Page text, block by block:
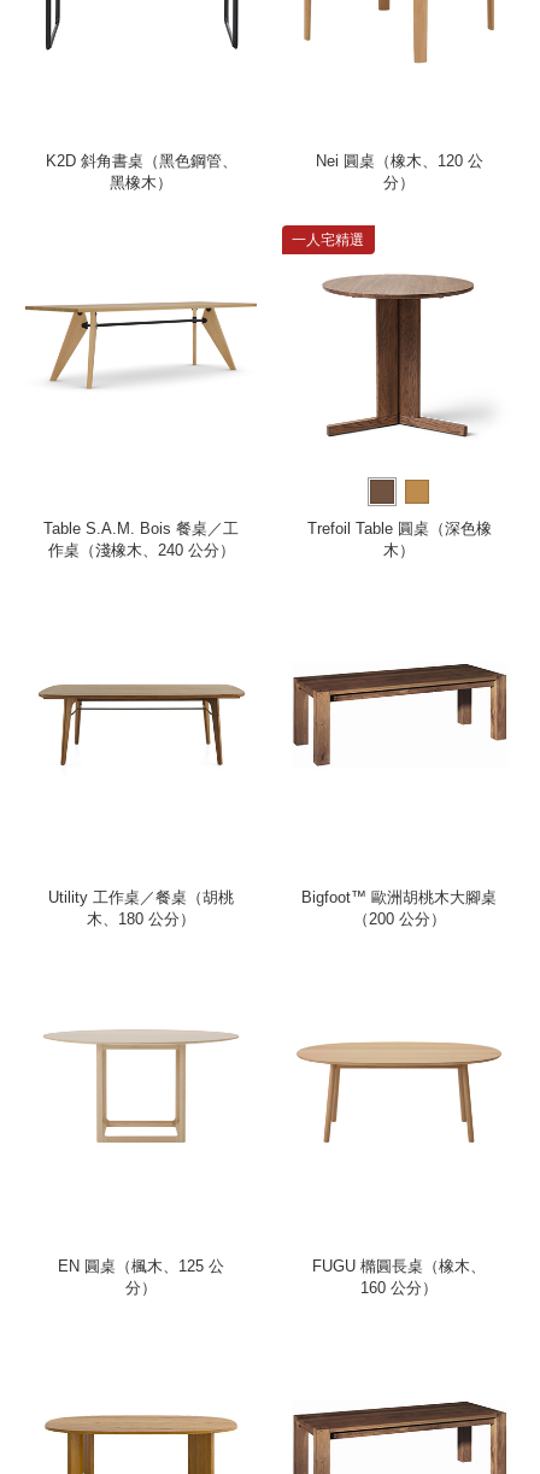
K2D 斜角書桌（黑色鋼管、
黑橡木）
Nei 圓桌（橡木、120 公
分）
Table S.A.M. Bois 餐桌／工
作桌（淺橡木、240 公分）
一人宅精選
Trefoil Table 圓桌（深色橡
木）
Utility 工作桌／餐桌（胡桃
木、180 公分）
Bigfoot™ 歐洲胡桃木大腳桌
（200 公分）
EN 圓桌（楓木、125 公
分）
FUGU 橢圓長桌（橡木、
160 公分）